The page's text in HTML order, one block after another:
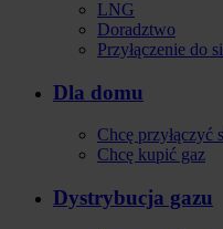
LNG
Doradztwo
Przyłączenie do
Dla domu
Chcę przyłączyć
Chcę kupić gaz
Dystrybucja gazu